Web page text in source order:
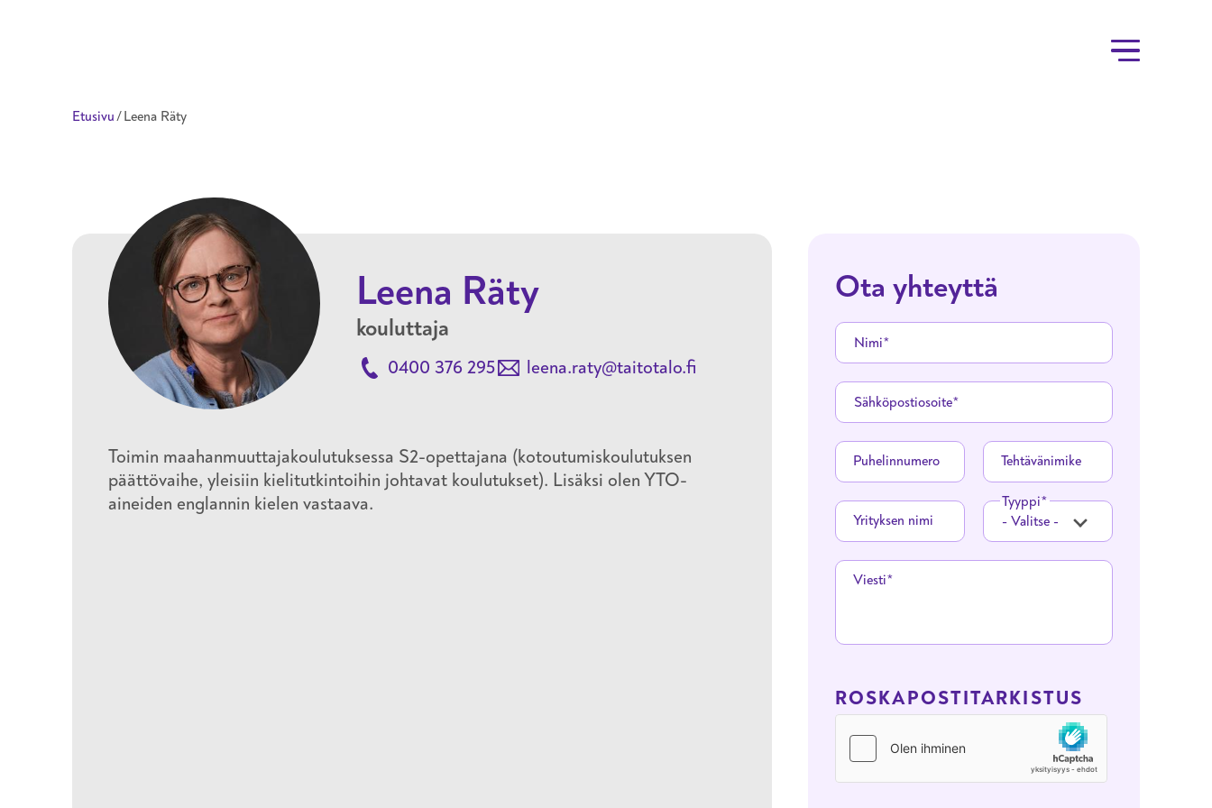
Etusivu/Leena Räty
Leena Räty
kouluttaja
0400 376 295 leena.raty@taitotalo.fi
Toimin maahanmuuttajakoulutuksessa S2-opettajana (kotoutumiskoulutuksen
päättövaihe, yleisiin kielitutkintoihin johtavat koulutukset). Lisäksi olen YTO-
aineiden englannin kielen vastaava.
Ota yhteyttä
Nimi
Sähköpostiosoite
Puhelinnumero Tehtävänimike
Yrityksen nimi
Tyyppi
Viesti
ROSKAPOSTITARKISTUS